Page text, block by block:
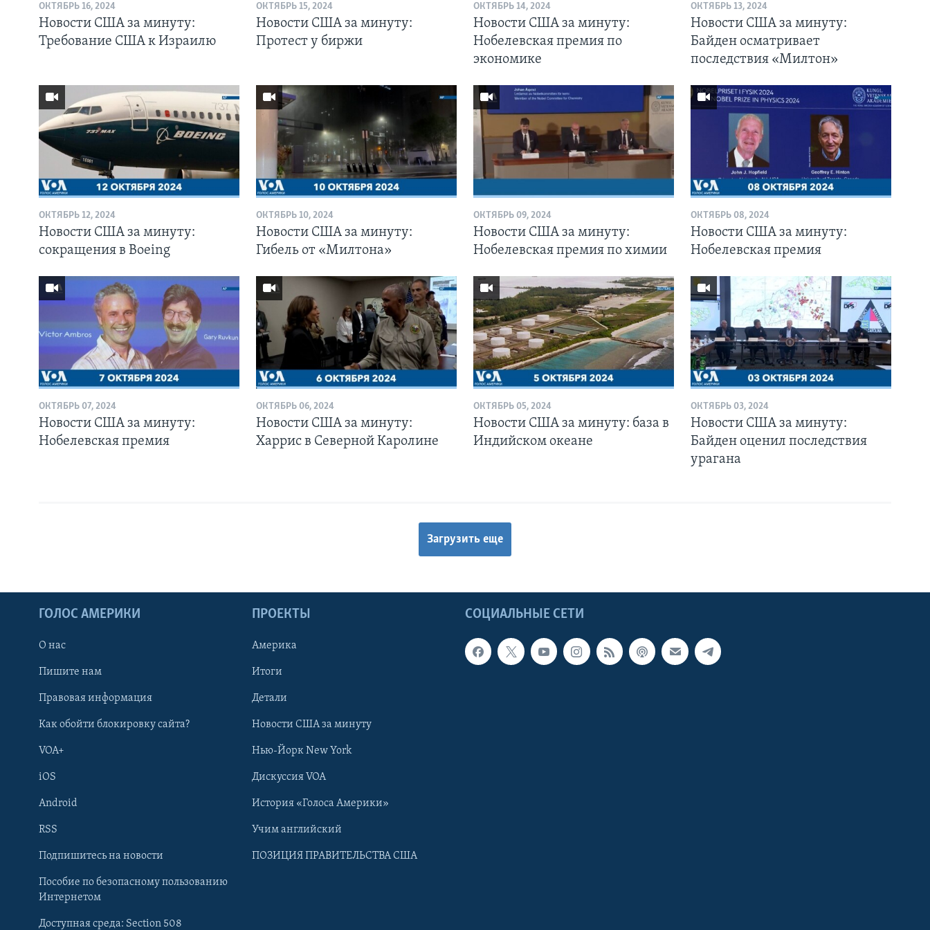
Learning English
ОКТЯБРЬ 16, 2024
Новости США за минуту:
Требование США к Израилю
ОКТЯБРЬ 15, 2024
Новости США за минуту:
Протест у биржи
ОКТЯБРЬ 14, 2024
Новости США за минуту:
Нобелевская премия по
экономике
ОКТЯБРЬ 13, 2024
Новости США за минуту:
Байден осматривает
последствия «Милтон»
ОКТЯБРЬ 12, 2024
Новости США за минуту:
сокращения в Boeing
ОКТЯБРЬ 10, 2024
Новости США за минуту:
Гибель от «Милтона»
ОКТЯБРЬ 09, 2024
Новости США за минуту:
Нобелевская премия по химии
ОКТЯБРЬ 08, 2024
Новости США за минуту:
Нобелевская премия
ОКТЯБРЬ 07, 2024
Новости США за минуту:
Нобелевская премия
ОКТЯБРЬ 06, 2024
Новости США за минуту:
Харрис в Северной Каролине
ОКТЯБРЬ 05, 2024
Новости США за минуту: база в
Индийском океане
ОКТЯБРЬ 03, 2024
Новости США за минуту:
Байден оценил последствия
урагана
Загрузить еще
СОЦИАЛЬНЫЕ СЕТИ
ГОЛОС АМЕРИКИ
О нас
Пишите нам
Правовая информация
Как обойти блокировку сайта?
VOA+
iOS
Android
RSS
Подпишитесь на новости
Пособие по безопасному пользованию
Интернетом
Доступная среда: Section 508
ПРОЕКТЫ
Америка
Итоги
Детали
Новости США за минуту
Нью-Йорк New York
Дискуссия VOA
История «Голоса Америки»
Учим английский
ПОЗИЦИЯ ПРАВИТЕЛЬСТВА США